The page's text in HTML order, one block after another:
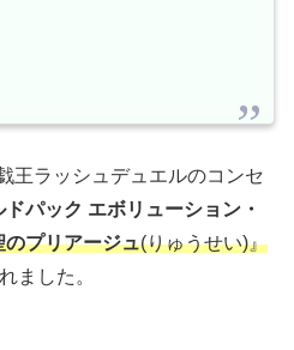
王ラッシュデュエルのコンセ
ドパック エボリューション・
のプリアージュ(りゅうせい)』
ました。